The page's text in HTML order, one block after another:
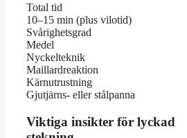
Total tid
10–15 min (plus vilotid)
Svårighetsgrad
Medel
Nyckelteknik
Maillardreaktion
Kärnutrustning
Gjutjärns- eller stålpanna
Viktiga insikter för lyckad